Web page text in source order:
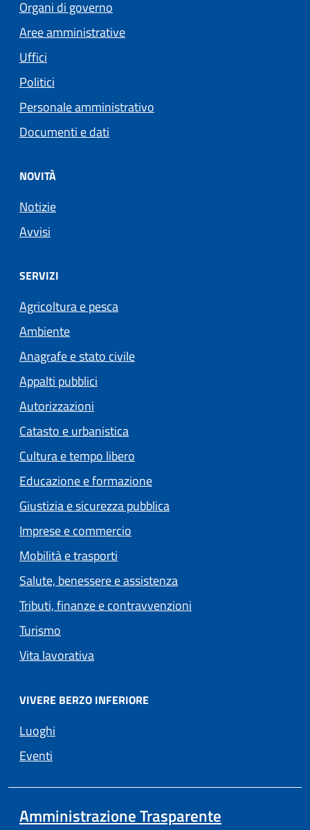
Organi di governo
Aree amministrative
Uffici
Politici
Personale amministrativo
Documenti e dati
NOVITÀ
Notizie
Avvisi
SERVIZI
Agricoltura e pesca
Ambiente
Anagrafe e stato civile
Appalti pubblici
Autorizzazioni
Catasto e urbanistica
Cultura e tempo libero
Educazione e formazione
Giustizia e sicurezza pubblica
Imprese e commercio
Mobilità e trasporti
Salute, benessere e assistenza
Tributi, finanze e contravvenzioni
Turismo
Vita lavorativa
VIVERE BERZO INFERIORE
Luoghi
Eventi
Amministrazione Trasparente